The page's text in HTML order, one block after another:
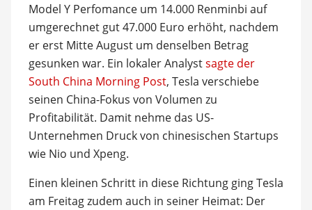
Model Y Perfomance um 14.000 Renminbi auf
umgerechnet gut 47.000 Euro erhöht, nachdem
er erst Mitte August um denselben Betrag
gesunken war. Ein lokaler Analystsagte der
South China Morning Post, Tesla verschiebe
seinen China-Fokus von Volumen zu
Profitabilität. Damit nehme das US-
Unternehmen Druck von chinesischen Startups
wie Nio und Xpeng.
Einen kleinen Schritt in diese Richtung ging Tesla
am Freitag zudem auch in seiner Heimat: Der